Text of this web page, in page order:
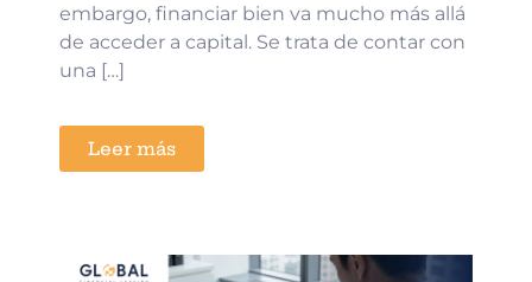
embargo, financiar bien va mucho más allá
de acceder a capital. Se trata de contar con
una […]
Leer más